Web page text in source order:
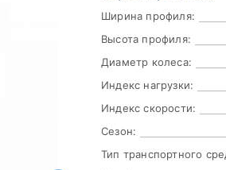
Ширина профиля:
Высота профиля:
Диаметр колеса:
Индекс нагрузки:
Индекс скорости:
Сезон:
Тип транспортного